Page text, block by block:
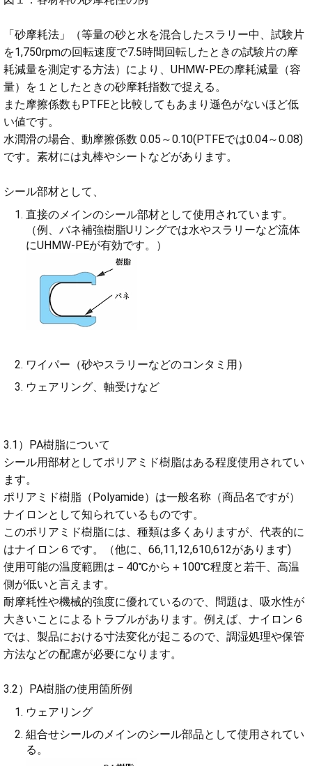
「砂摩耗法」（等量の砂と水を混合したスラリー中、試験片
を1,750rpmの回転速度で7.5時間回転したときの試験片の摩
耗減量を測定する方法）により、UHMW-PEの摩耗減量（容
量）を１としたときの砂摩耗指数で捉える。
また摩擦係数もPTFEと比較してもあまり遜色がないほど低
い値です。
水潤滑の場合、動摩擦係数 0.05～0.10(PTFEでは0.04～0.08)
です。素材には丸棒やシートなどがあります。
シール部材として、
直接のメインのシール部材として使用されています。
（例、バネ補強樹脂Uリングでは水やスラリーなど流体
にUHMW-PEが有効です。）
ワイパー（砂やスラリーなどのコンタミ用）
ウェアリング、軸受けなど
3.1）PA樹脂について
シール用部材としてポリアミド樹脂はある程度使用されてい
ます。
ポリアミド樹脂（Polyamide）は一般名称（商品名ですが）
ナイロンとして知られているものです。
このポリアミド樹脂には、種類は多くありますが、代表的に
はナイロン６です。（他に、66,11,12,610,612があります)
使用可能の温度範囲は－40℃から＋100℃程度と若干、高温
側が低いと言えます。
耐摩耗性や機械的強度に優れているので、問題は、吸水性が
大きいことによるトラブルがあります。例えば、ナイロン６
では、製品における寸法変化が起こるので、調湿処理や保管
方法などの配慮が必要になります。
3.2）PA樹脂の使用箇所例
ウェアリング
組合せシールのメインのシール部品として使用されてい
る。